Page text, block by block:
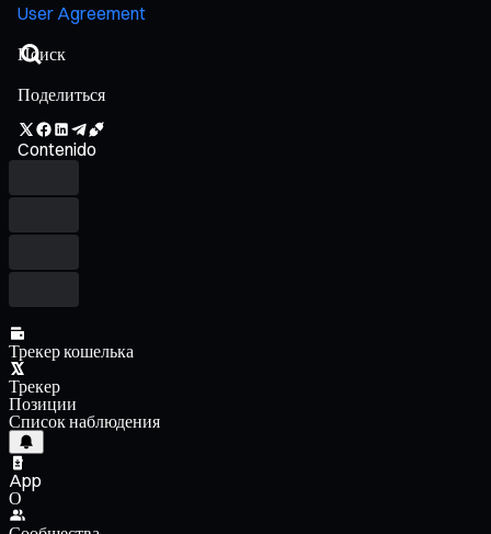
User Agreement
Поделиться
Contenido
Трекер кошелька
Трекер
Позиции
Список наблюдения
App
О